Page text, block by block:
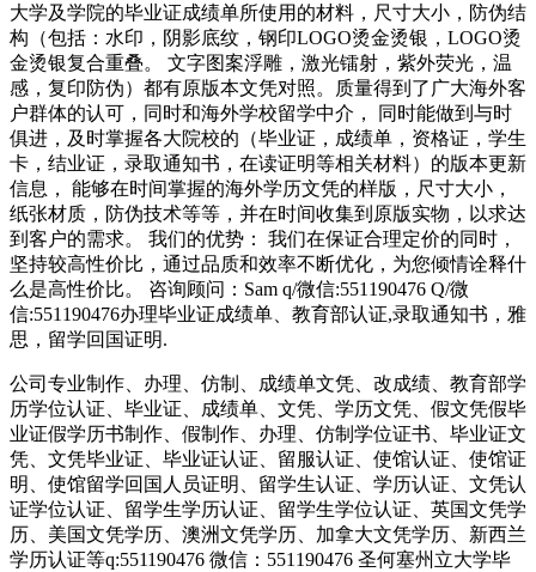
大学及学院的毕业证成绩单所使用的材料，尺寸大小，防伪结
构（包括：水印，阴影底纹，钢印LOGO烫金烫银，LOGO烫
金烫银复合重叠。 文字图案浮雕，激光镭射，紫外荧光，温
感，复印防伪）都有原版本文凭对照。质量得到了广大海外客
户群体的认可，同时和海外学校留学中介， 同时能做到与时
俱进，及时掌握各大院校的（毕业证，成绩单，资格证，学生
卡，结业证，录取通知书，在读证明等相关材料）的版本更新
信息， 能够在时间掌握的海外学历文凭的样版，尺寸大小，
纸张材质，防伪技术等等，并在时间收集到原版实物，以求达
到客户的需求。 我们的优势： 我们在保证合理定价的同时，
坚持较高性价比，通过品质和效率不断优化，为您倾情诠释什
么是高性价比。 咨询顾问：Sam q/微信:551190476 Q/微
信:551190476办理毕业证成绩单、教育部认证,录取通知书，雅
思，留学回国证明.
公司专业制作、办理、仿制、成绩单文凭、改成绩、教育部学
历学位认证、毕业证、成绩单、文凭、学历文凭、假文凭假毕
业证假学历书制作、假制作、办理、仿制学位证书、毕业证文
凭、文凭毕业证、毕业证认证、留服认证、使馆认证、使馆证
明、使馆留学回国人员证明、留学生认证、学历认证、文凭认
证学位认证、留学生学历认证、留学生学位认证、英国文凭学
历、美国文凭学历、澳洲文凭学历、加拿大文凭学历、新西兰
学历认证等q:551190476 微信：551190476 圣何塞州立大学毕